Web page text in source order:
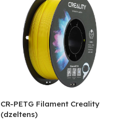
CR-PETG Filament Creality
(dzeltens)